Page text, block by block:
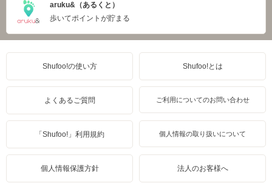
aruku&（あるくと）
歩いてポイントが貯まる
Shufoo!の使い方 Shufoo!とは
よくあるご質問 ご利用についてのお問い合わせ
「Shufoo!」利用規約 個人情報の取り扱いについて
個人情報保護方針 法人のお客様へ